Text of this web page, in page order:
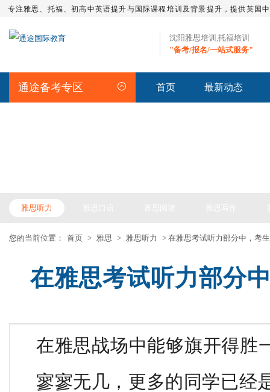
专注雅思、托福、初高中英语提升与国际课程培训及背景提升，提供英国
沈阳雅思培训,托福培训
"备考/报名/一站式服务"
通途备考专区 首页 最新动态
雅思听力
您的当前位置： 首页 > 雅思 > 雅思听力 > 在雅思考试听力部分中，考
在雅思考试听力部分
在雅思战场中能够旗开得胜
寥寥无几，更多的同学已经
新高一高考雅思班 雅思全程班